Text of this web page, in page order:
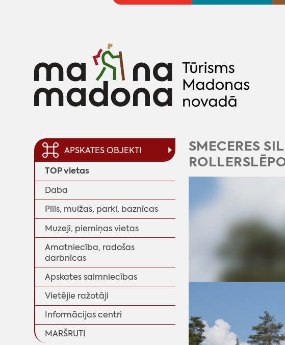
APSKATES OBJEKTI
TOP vietas
Daba
Pilis, muižas, parki, baznīcas
Muzeji, piemiņas vietas
Amatniecība, radošas
darbnīcas
Apskates saimniecības
Vietējie ražotāji
Informācijas centri
MARŠRUTI
SMECERES